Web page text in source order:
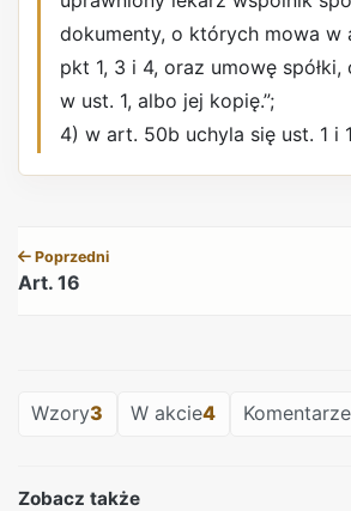
dokumenty, o których mowa w
pkt 1, 3 i 4, oraz umowę
w ust. 1, albo jej kopię.”;
4) w art. 50b uchyla się ust. 1 i
Poprzedni
Art. 16
Wzory3 W akcie4 Komentarze
Zobacz także